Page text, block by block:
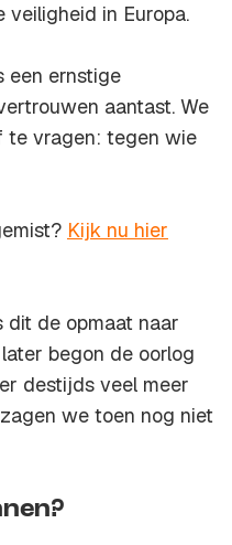
in Europa.
een ernstige
aantast. We
te vragen: tegen wie
Kijk nu hier
dit de opmaat naar
begon de oorlog
destijds veel meer
we toen nog niet